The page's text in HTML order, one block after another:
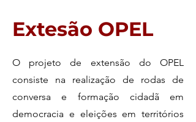
Extesão OPEL
O projeto de extensão do OPEL
consiste na realização de rodas de
conversa e formação cidadã em
democracia e eleições em territórios